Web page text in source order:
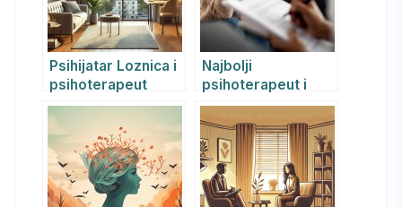
Psihijatar Loznica i
psihoterapeut
Loznica: kako
izabrati
odgovarajuću
podršku i
unaprediti
mentalno zdravlje
Najbolji
psihoterapeut i
psihijatar: Kako
pronaći pravu
podršku za svoje
mentalno zdravlje